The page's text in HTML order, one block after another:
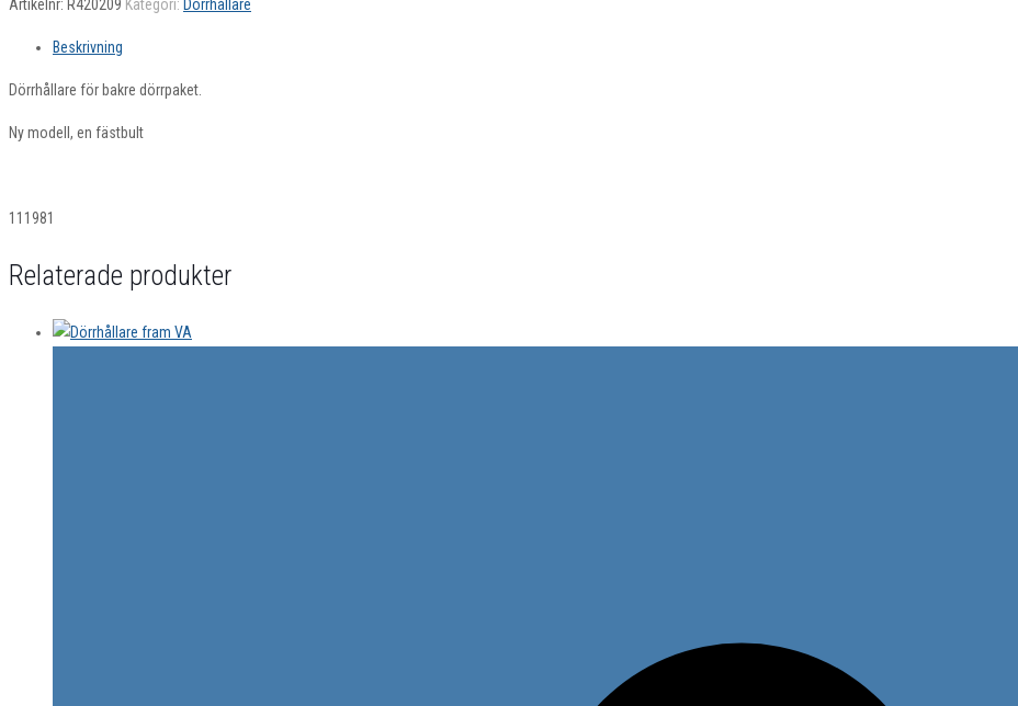
Artikelnr: R420209 Kategori: Dörrhållare
Beskrivning
Dörrhållare för bakre dörrpaket.
Ny modell, en fästbult
111981
Relaterade produkter